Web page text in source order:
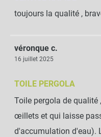
toujours la qualité ,
véronque c.
16 juillet 2025
TOILE PERGOLA
Toile pergola de qualité
œillets et qui laisse
d'accumulation d'eau).